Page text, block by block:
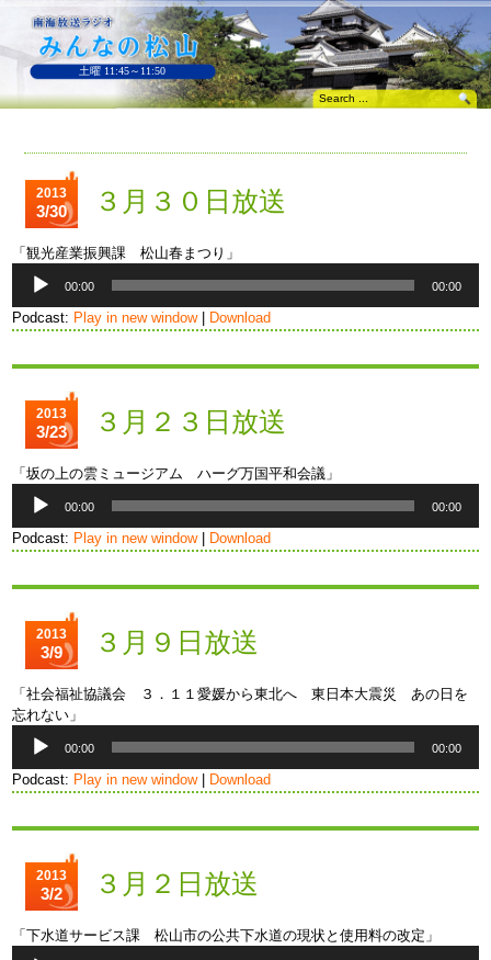
土曜 11:45～11:50
2013
3/30 ３月３０日放送
「観光産業振興課 松山春まつり」
プ
レ
ー
00:00 00:00
Podcast: Play in new window| Download
2013
3/23 ３月２３日放送
「坂の上の雲ミュージアム ハーグ万国平和会議」
プ
レ
ー
00:00 00:00
Podcast: Play in new window| Download
2013
3/9 ３月９日放送
「社会福祉協議会 ３．１１愛媛から東北へ 東日本大震災 あの日を
忘れない」
プ
レ
ー
00:00 00:00
Podcast: Play in new window| Download
2013
3/2 ３月２日放送
「下水道サービス課 松山市の公共下水道の現状と使用料の改定」